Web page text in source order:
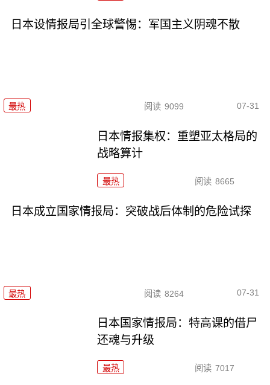
日本设情报局引全球警惕：军国主义阴魂不散
最热 阅读 9099 07-31
日本情报集权：重塑亚太格局的
战略算计
最热 阅读 8665
日本成立国家情报局：突破战后体制的危险试探
最热 阅读 8264 07-31
日本国家情报局：特高课的借尸
还魂与升级
最热 阅读 7017